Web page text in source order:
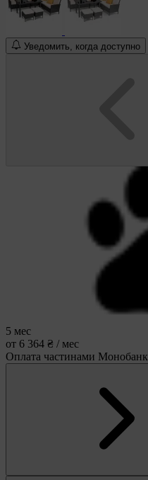
Уведомить, когда доступно
5 мес
от 6 364 ₴ / мес
Оплата частинами Монобанк